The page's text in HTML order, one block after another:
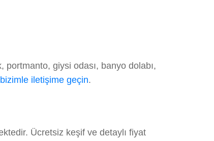
portmanto, giysi odası, banyo dolabı,
bizimle iletişime geçin.
Ücretsiz keşif ve detaylı fiyat